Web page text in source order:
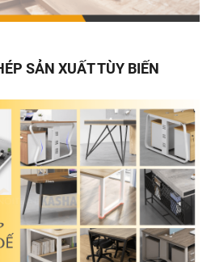
SẢN XUẤT TÙY BIẾN